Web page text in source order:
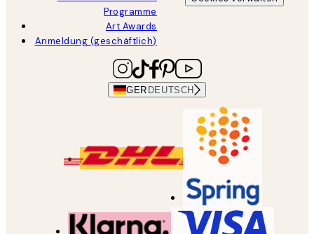
Programme
Art Awards
Anmeldung (geschäftlich)
GER DEUTSCH